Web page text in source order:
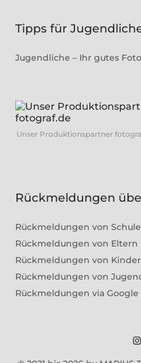
Tipps für
Jugendliche – Ihr gutes
Unser Produktionspartner
Rückmeldungen
Rückmeldungen von
Rückmeldungen von Eltern
Rückmeldungen von
Rückmeldungen von
Rückmeldungen via Google